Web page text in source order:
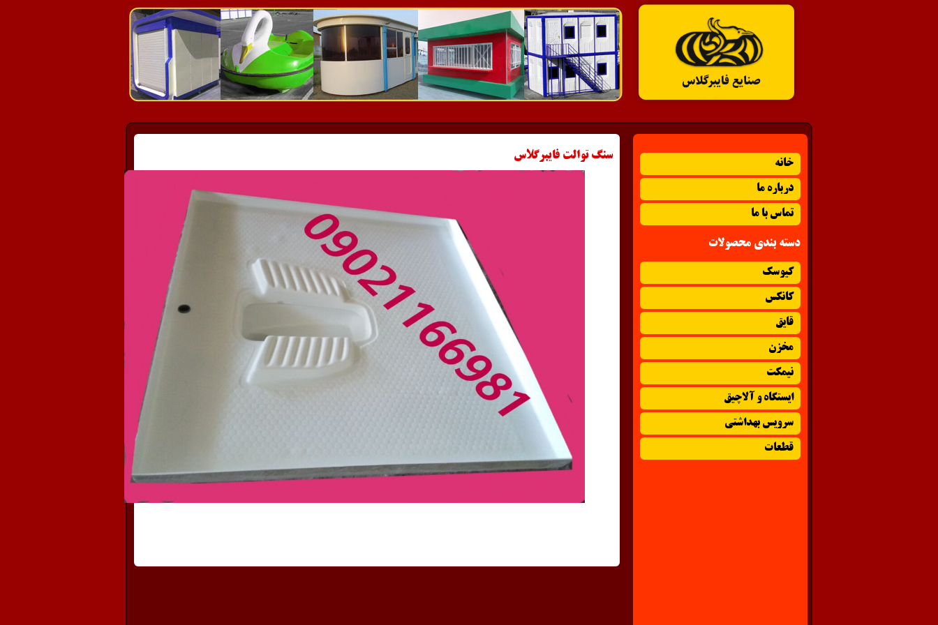
خانه
درباره ما
تماس با ما
دسته بندی محصولات
کیوسک
کانکس
قایق
مخزن
نیمکت
ایستگاه و آلاچیق
سرویس بهداشتی
قطعات
سنگ توالت فایبرگلاس